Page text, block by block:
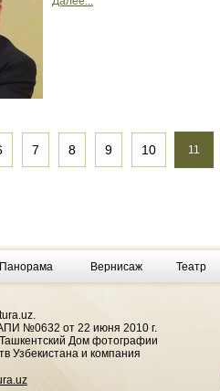
7 8 9 10 11
Панорама Вернисаж Театр
№0632 от 22 июня 2010 г.
Дом фотографии
Узбекистана и компания